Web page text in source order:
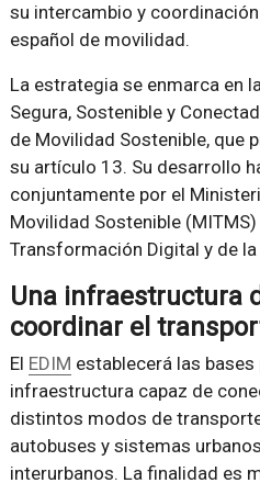
su intercambio y
español de movilidad.
La estrategia se enmarca en
Segura, Sostenible y
de Movilidad Sostenible, que
su artículo 13. Su desarrollo
conjuntamente por el
Movilidad Sostenible
Transformación Digital y de
Una infraestructura
coordinar el
El EDIM establecerá las
infraestructura capaz de
distintos modos de
autobuses y sistemas
interurbanos. La finalidad es